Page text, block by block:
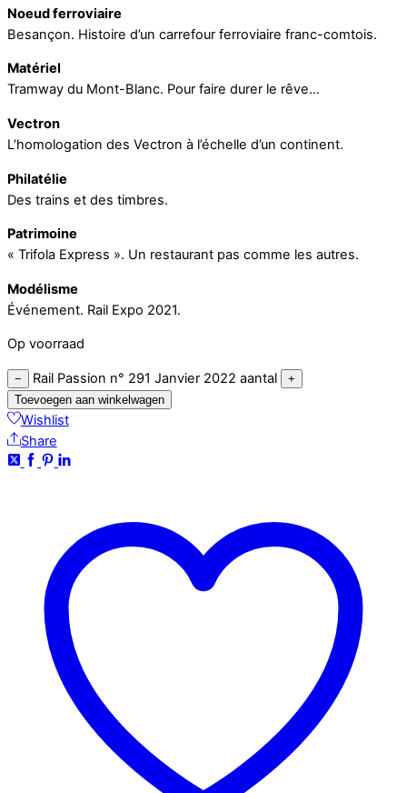
Noeud ferroviaire
Besançon. Histoire d’un carrefour ferroviaire franc-comtois.
Matériel
Tramway du Mont-Blanc. Pour faire durer le rêve…
Vectron
L’homologation des Vectron à l’échelle d’un continent.
Philatélie
Des trains et des timbres.
Patrimoine
« Trifola Express ». Un restaurant pas comme les autres.
Modélisme
Événement. Rail Expo 2021.
Op voorraad
− Rail Passion n° 291 Janvier 2022 aantal
+
Toevoegen aan winkelwagen
Wishlist
Share